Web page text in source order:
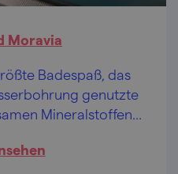
Moravia
Badespaß, das
genutzte
Mineralstoffen,
Berge).